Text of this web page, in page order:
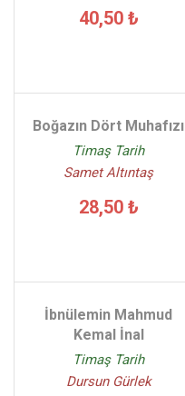
40,50 ₺
Boğazın Dört Muhafızı
Timaş Tarih
Samet Altıntaş
28,50 ₺
İbnülemin Mahmud
Kemal İnal
Timaş Tarih
Dursun Gürlek